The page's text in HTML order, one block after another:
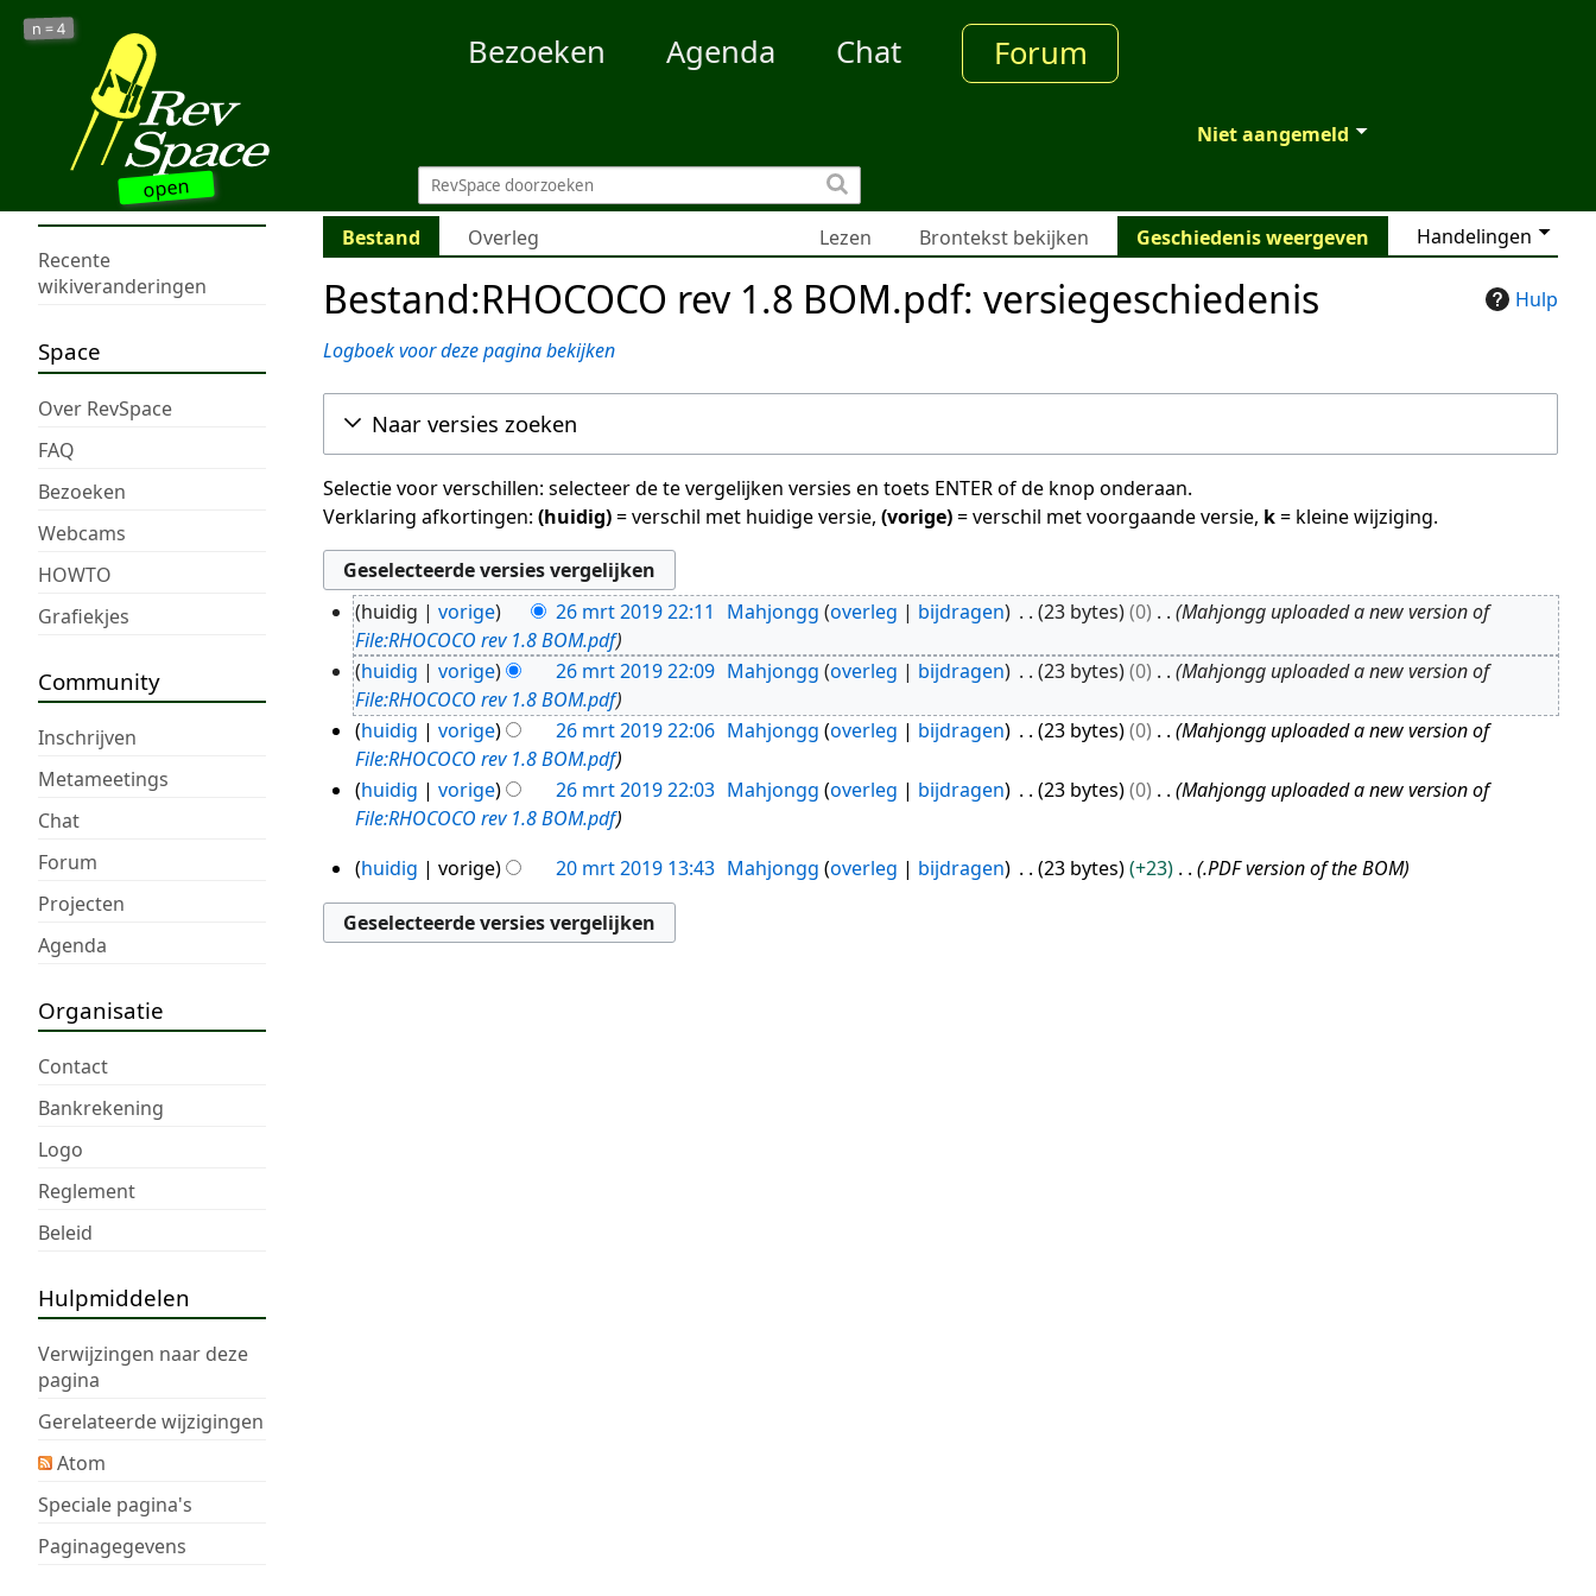
open
n =4
Bezoeken Agenda Chat Forum
Niet aangemeld
Recente
wikiveranderingen
Space
Over RevSpace
FAQ
Bezoeken
Webcams
HOWTO
Grafiekjes
Community
Inschrijven
Metameetings
Chat
Forum
Projecten
Agenda
Organisatie
Contact
Bankrekening
Logo
Reglement
Beleid
Hulpmiddelen
Verwijzingen naar deze
pagina
Gerelateerde wijzigingen
Atom
Speciale pagina's
Paginagegevens
Bestand Overleg Handelingen
Lezen Brontekst bekijken Geschiedenis weergeven
Hulp
Bestand:RHOCOCO rev 1.8 BOM.pdf: versiegeschiedenis
Logboek voor deze pagina bekijken
Naar versies zoeken
Selectie voor verschillen: selecteer de te vergelijken versies en toets ENTER of de knop onderaan.
Verklaring afkortingen: (huidig)= verschil met huidige versie, (vorige)= verschil met voorgaande versie, k= kleine wijziging.
26
mrt
2019
huidig vorige 26 mrt 2019 22:11 Mahjongg overleg bijdragen 23 bytes 0
Mahjongg uploaded a new version of
File:RHOCOCO rev 1.8 BOM.pdf
huidig
vorige 26 mrt 2019 22:09 Mahjongg overleg bijdragen 23 bytes 0
Mahjongg uploaded a new version of
File:RHOCOCO rev 1.8 BOM.pdf
huidig
vorige 26 mrt 2019 22:06 Mahjongg overleg bijdragen 23 bytes 0
Mahjongg uploaded a new version of
File:RHOCOCO rev 1.8 BOM.pdf
huidig
vorige 26 mrt 2019 22:03 Mahjongg overleg bijdragen 23 bytes 0
Mahjongg uploaded a new version of
File:RHOCOCO rev 1.8 BOM.pdf
20
mrt
2019
huidig vorige 20 mrt 2019 13:43 Mahjongg overleg bijdragen 23 bytes +23 .PDF version of the BOM